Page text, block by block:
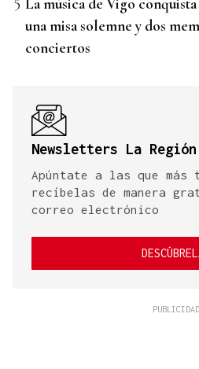
una misa solemne y dos
conciertos
Newsletters La Región
Apúntate a las que
recíbelas de manera
correo electrónico